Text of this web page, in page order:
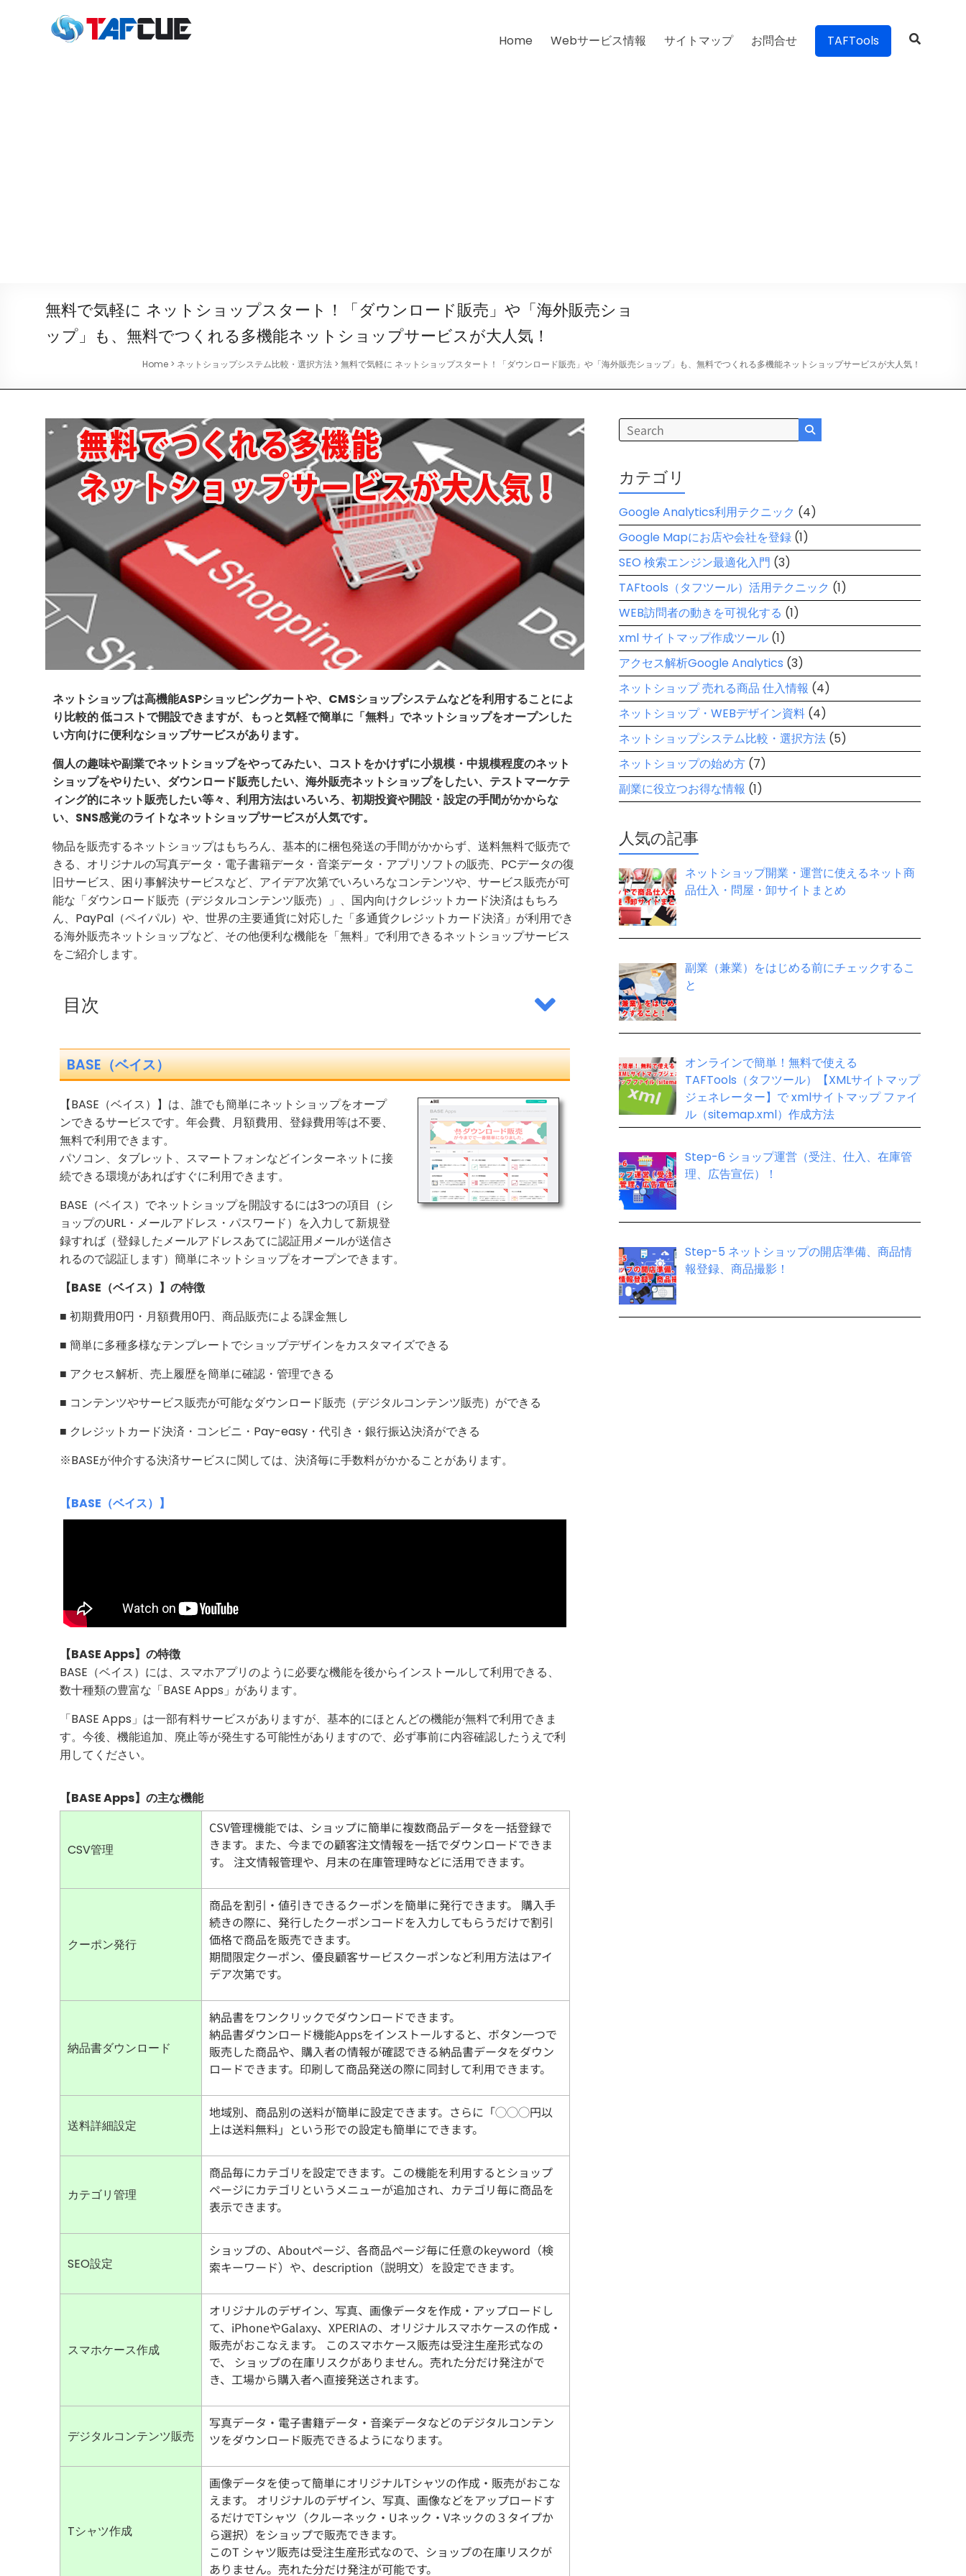
Home Webサービス情報 サイトマップ お問合せ TAFTools
無料で気軽に ネットショップスタート！「ダウンロード販売」や「海外販売ショ
ップ」も、無料でつくれる多機能ネットショップサービスが大人気！
Home > ネットショップシステム比較・選択方法 > 無料で気軽に ネットショップスタート！「ダウンロード販売」や「海外販売ショップ」も、無料でつくれる多機能ネットショップサービスが大人気！
ネットショップは高機能ASPショッピングカートや、CMSショップシステムなどを利用することによ
り比較的 低コストで開設できますが、もっと気軽で簡単に「無料」でネットショップをオープンした
い方向けに便利なショップサービスがあります。
個人の趣味や副業でネットショップをやってみたい、コストをかけずに小規模・中規模程度のネット
ショップをやりたい、ダウンロード販売したい、海外販売ネットショップをしたい、テストマーケテ
ィング的にネット販売したい等々、利用方法はいろいろ、初期投資や開設・設定の手間がかからな
い、SNS感覚のライトなネットショップサービスが人気です。
物品を販売するネットショップはもちろん、基本的に梱包発送の手間がかからず、送料無料で販売で
きる、オリジナルの写真データ・電子書籍データ・音楽データ・アプリソフトの販売、PCデータの復
旧サービス、困り事解決サービスなど、アイデア次第でいろいろなコンテンツや、サービス販売が可
能な「ダウンロード販売（デジタルコンテンツ販売）」、国内向けクレジットカード決済はもちろ
ん、PayPal（ペイパル）や、世界の主要通貨に対応した「多通貨クレジットカード決済」が利用でき
る海外販売ネットショップなど、その他便利な機能を「無料」で利用できるネットショップサービス
をご紹介します。
目次
BASE（ベイス）
【BASE（ベイス）】は、誰でも簡単にネットショップをオープ
ンできるサービスです。年会費、月額費用、登録費用等は不要、
無料で利用できます。
パソコン、タブレット、スマートフォンなどインターネットに接
続できる環境があればすぐに利用できます。
BASE（ベイス）でネットショップを開設するには3つの項目（シ
ョップのURL・メールアドレス・パスワード）を入力して新規登
録すれば（登録したメールアドレスあてに認証用メールが送信さ
れるので認証します）簡単にネットショップをオープンできます。
【BASE（ベイス）】の特徴
■ 初期費用0円・月額費用0円、商品販売による課金無し
■ 簡単に多種多様なテンプレートでショップデザインをカスタマイズできる
■ アクセス解析、売上履歴を簡単に確認・管理できる
■ コンテンツやサービス販売が可能なダウンロード販売（デジタルコンテンツ販売）ができる
■ クレジットカード決済・コンビニ・Pay-easy・代引き・銀行振込決済ができる
※BASEが仲介する決済サービスに関しては、決済毎に手数料がかかることがあります。
【BASE（ベイス）】
【BASE Apps】の特徴
BASE（ベイス）には、スマホアプリのように必要な機能を後からインストールして利用できる、
数十種類の豊富な「BASE Apps」があります。
「BASE Apps」は一部有料サービスがありますが、基本的にほとんどの機能が無料で利用できま
す。今後、機能追加、廃止等が発生する可能性がありますので、必ず事前に内容確認したうえで利
用してください。
【BASE Apps】の主な機能
CSV管理
CSV管理機能では、ショップに簡単に複数商品データを一括登録で
きます。また、今までの顧客注文情報を一括でダウンロードできま
す。 注文情報管理や、月末の在庫管理時などに活用できます。
クーポン発行
商品を割引・値引きできるクーポンを簡単に発行できます。 購入手
続きの際に、発行したクーポンコードを入力してもらうだけで割引
価格で商品を販売できます。
期間限定クーポン、優良顧客サービスクーポンなど利用方法はアイ
デア次第です。
納品書ダウンロード
納品書をワンクリックでダウンロードできます。
納品書ダウンロード機能Appsをインストールすると、ボタン一つで
販売した商品や、購入者の情報が確認できる納品書データをダウン
ロードできます。印刷して商品発送の際に同封して利用できます。
送料詳細設定
地域別、商品別の送料が簡単に設定できます。さらに「◯◯◯円以
上は送料無料」という形での設定も簡単にできます。
カテゴリ管理
商品毎にカテゴリを設定できます。この機能を利用するとショップ
ページにカテゴリというメニューが追加され、カテゴリ毎に商品を
表示できます。
SEO設定
ショップの、Aboutページ、各商品ページ毎に任意のkeyword（検
索キーワード）や、description（説明文）を設定できます。
スマホケース作成
オリジナルのデザイン、写真、画像データを作成・アップロードし
て、iPhoneやGalaxy、XPERIAの、オリジナルスマホケースの作成・
販売がおこなえます。 このスマホケース販売は受注生産形式なの
で、 ショップの在庫リスクがありません。売れた分だけ発注がで
き、工場から購入者へ直接発送されます。
デジタルコンテンツ販売
写真データ・電子書籍データ・音楽データなどのデジタルコンテン
ツをダウンロード販売できるようになります。
Tシャツ作成
画像データを使って簡単にオリジナルTシャツの作成・販売がおこな
えます。 オリジナルのデザイン、写真、画像などをアップロードす
るだけでTシャツ（クルーネック・Uネック・Vネックの３タイプか
ら選択）をショップで販売できます。
このT シャツ販売は受注生産形式なので、ショップの在庫リスクが
ありません。売れた分だけ発注が可能です。
カテゴリ
Google Analytics利用テクニック (4)
Google Mapにお店や会社を登録 (1)
SEO 検索エンジン最適化入門 (3)
TAFtools（タフツール）活用テクニック (1)
WEB訪問者の動きを可視化する (1)
xml サイトマップ作成ツール (1)
アクセス解析Google Analytics (3)
ネットショップ 売れる商品 仕入情報 (4)
ネットショップ・WEBデザイン資料 (4)
ネットショップシステム比較・選択方法 (5)
ネットショップの始め方 (7)
副業に役立つお得な情報 (1)
人気の記事
ネットショップ開業・運営に使えるネット商
品仕入・問屋・卸サイトまとめ
副業（兼業）をはじめる前にチェックするこ
と
オンラインで簡単！無料で使える
TAFTools（タフツール）【XMLサイトマップ
ジェネレーター】で xmlサイトマップ ファイ
ル（sitemap.xml）作成方法
Step-6 ショップ運営（受注、仕入、在庫管
理、広告宣伝）！
Step-5 ネットショップの開店準備、商品情
報登録、商品撮影！